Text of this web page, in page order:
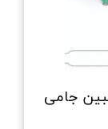
انگبین جامی